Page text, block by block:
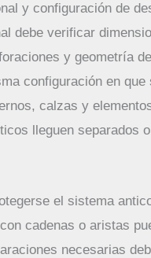
y configuración de
debe verificar
y geometría
configuración en
calzas y
lleguen separados
el sistema
cadenas o aristas
necesarias